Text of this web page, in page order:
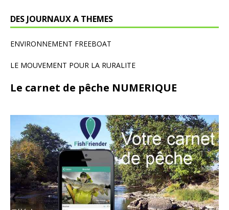
DES JOURNAUX A THEMES
ENVIRONNEMENT FREEBOAT
LE MOUVEMENT POUR LA RURALITE
Le carnet de pêche NUMERIQUE